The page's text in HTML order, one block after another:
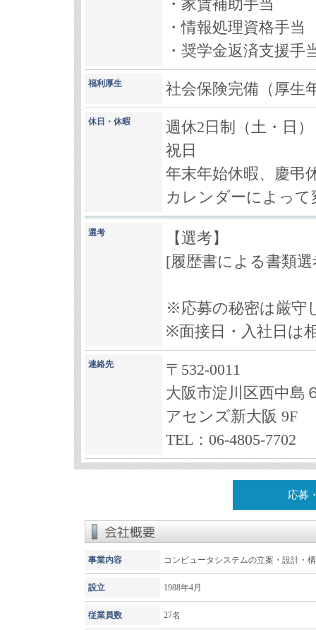
・家賃補助手当
・情報処理資格手当
・奨学金返済支援
福利厚生 社会保険完備（厚生
休日・休暇
週休2日制（土・日）
祝日
年末年始休暇、慶弔
カレンダーによって
選考
【選考】
[履歴書による書類
※応募の秘密は厳守
※面接日・入社日は
連絡先
〒532-0011
大阪市淀川区西中島
アセンズ新大阪 9F
TEL：06-4805-7702
応募
事業内容 コンピュータシステムの立案・設計・
設立 1988年4月
従業員数 27名